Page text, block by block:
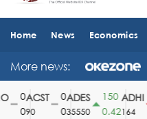
Home News Economics
More news:
ACST
90
ADES
35550
150
0.42
ADHI
164